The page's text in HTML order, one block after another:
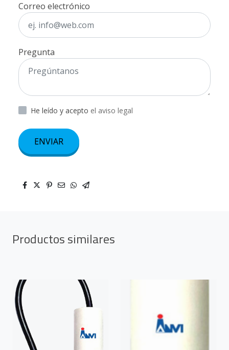
Correo electrónico
Pregunta
He leído y acepto el aviso legal
ENVIAR
Productos similares